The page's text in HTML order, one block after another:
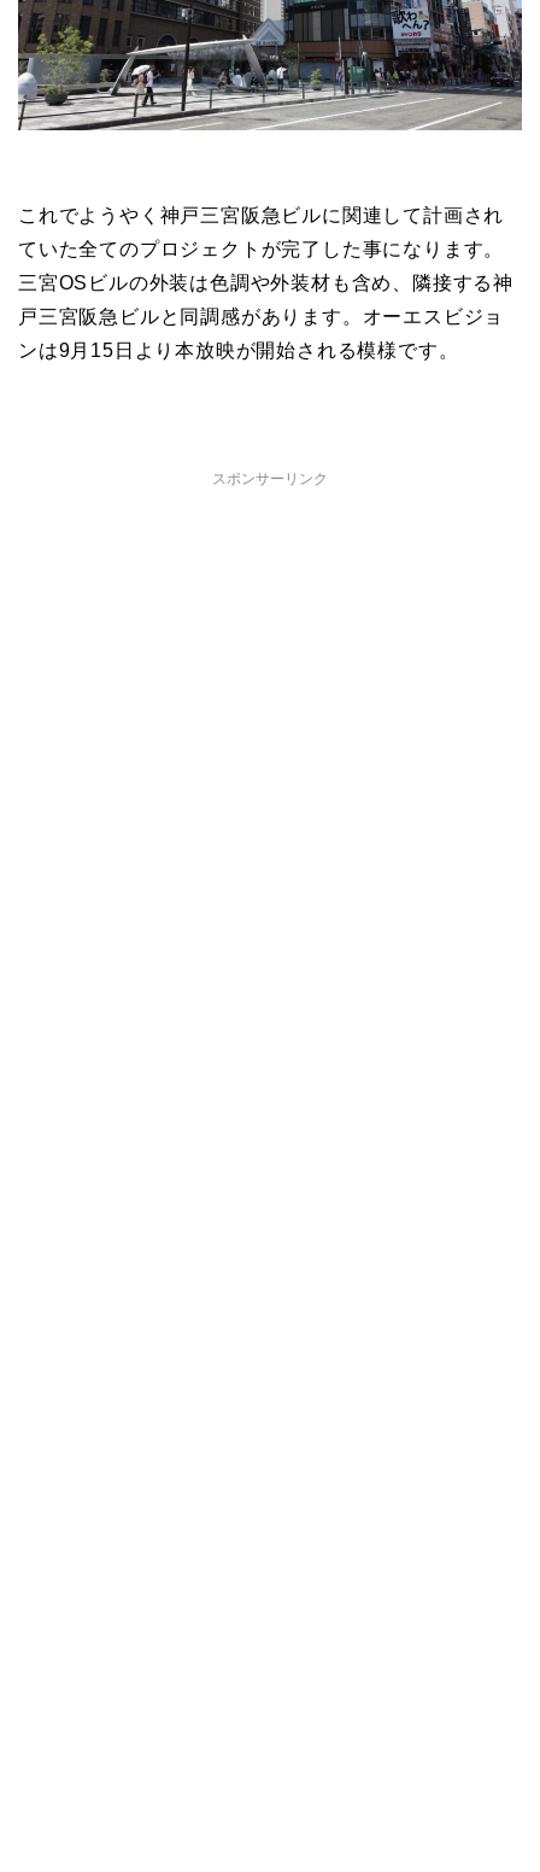
これでようやく神戸三宮阪急ビルに関連して計画され
ていた全てのプロジェクトが完了した事になります。
三宮OSビルの外装は色調や外装材も含め、隣接する神
戸三宮阪急ビルと同調感があります。オーエスビジョ
ンは9月15日より本放映が開始される模様です。
スポンサーリンク